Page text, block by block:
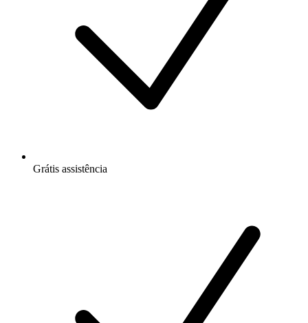
Grátis assistência